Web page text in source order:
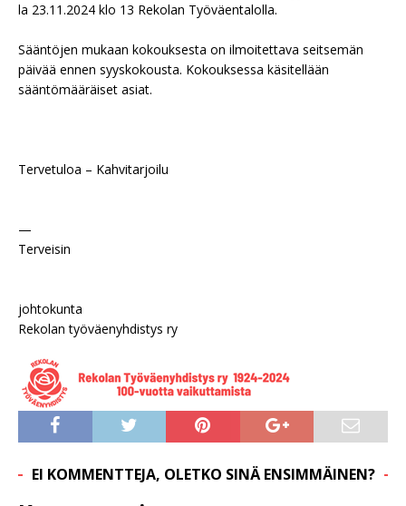
la 23.11.2024 klo 13 Rekolan Työväentalolla.
Sääntöjen mukaan kokouksesta on ilmoitettava seitsemän
päivää ennen syyskokousta. Kokouksessa käsitellään
sääntömääräiset asiat.
Tervetuloa – Kahvitarjoilu
—
Terveisin
johtokunta
Rekolan työväenyhdistys ry
EI KOMMENTTEJA, OLETKO SINÄ ENSIMMÄINEN?